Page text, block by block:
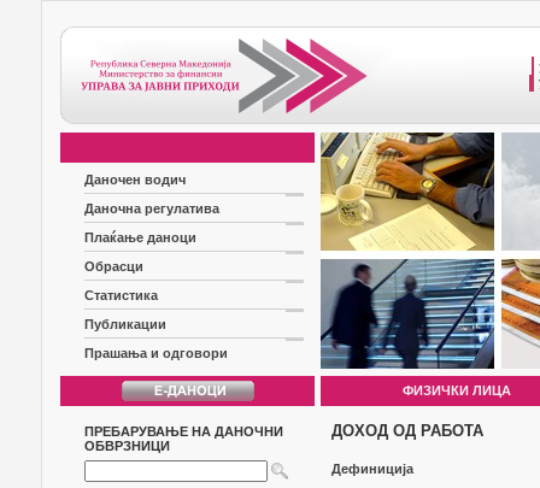
Даночен водич
Даночна регулатива
Плаќање даноци
Обрасци
Статистика
Публикации
Прашања и одговори
ФИЗИЧКИ ЛИЦА
ПРЕБАРУВАЊЕ НА ДАНОЧНИ
ОБВРЗНИЦИ
ДОХОД ОД РАБОТА
Дефиниција